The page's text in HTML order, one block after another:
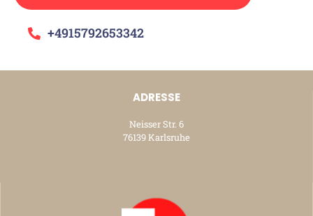
+4915792653342
ADRESSE
Neisser Str. 6
76139 Karlsruhe